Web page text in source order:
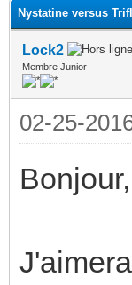
Nystatine versus
Lock2
Membre Junior
02-25-
Bonjour,